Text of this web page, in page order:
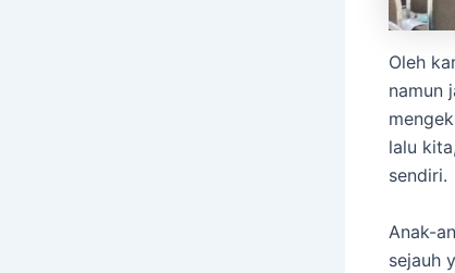
​Oleh
namun
lalu
sendiri.
​Anak-
sejauh